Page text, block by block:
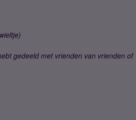
gedeeld met vrienden van vrienden of